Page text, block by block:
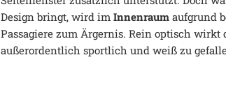
Design bringt, wird imInnenraum aufgrund
Passagiere zum Ärgernis. Rein optisch wirkt
außerordentlich sportlich und weiß zu